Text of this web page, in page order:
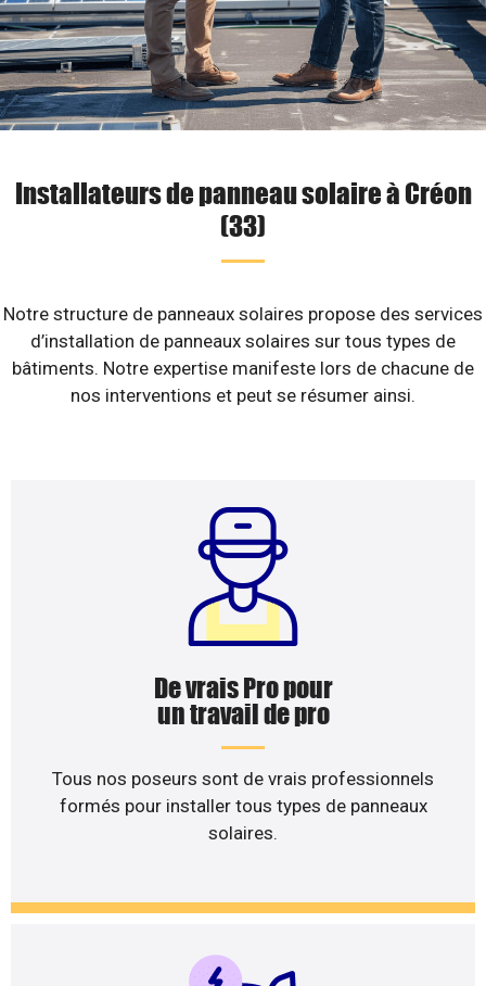
Installateurs de panneau solaire à Créon
(33)
Notre structure de panneaux solaires propose des services
d’installation de panneaux solaires sur tous types de
bâtiments. Notre expertise manifeste lors de chacune de
nos interventions et peut se résumer ainsi.
De vrais Pro pour
un travail de pro
Tous nos poseurs sont de vrais professionnels
formés pour installer tous types de panneaux
solaires.